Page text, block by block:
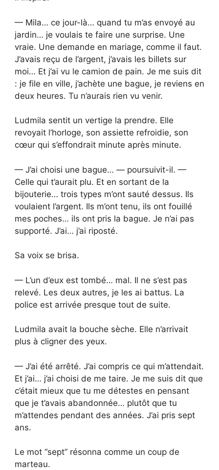
— Mila… ce jour-là… quand tu m’as envoyé au
jardin… je voulais te faire une surprise. Une
vraie. Une demande en mariage, comme il faut.
J’avais reçu de l’argent, j’avais les billets sur
moi… Et j’ai vu le camion de pain. Je me suis dit
: je file en ville, j’achète une bague, je reviens en
deux heures. Tu n’aurais rien vu venir.
Ludmila sentit un vertige la prendre. Elle
revoyait l’horloge, son assiette refroidie, son
cœur qui s’effondrait minute après minute.
— J’ai choisi une bague… — poursuivit-il. —
Celle qui t’aurait plu. Et en sortant de la
bijouterie… trois types m’ont sauté dessus. Ils
voulaient l’argent. Ils m’ont tenu, ils ont fouillé
mes poches… ils ont pris la bague. Je n’ai pas
supporté. J’ai… j’ai riposté.
Sa voix se brisa.
— L’un d’eux est tombé… mal. Il ne s’est pas
relevé. Les deux autres, je les ai battus. La
police est arrivée presque tout de suite.
Ludmila avait la bouche sèche. Elle n’arrivait
plus à cligner des yeux.
— J’ai été arrêté. J’ai compris ce qui m’attendait.
Et j’ai… j’ai choisi de me taire. Je me suis dit que
c’était mieux que tu me détestes en pensant
que je t’avais abandonnée… plutôt que tu
m’attendes pendant des années. J’ai pris sept
ans.
Le mot “sept” résonna comme un coup de
marteau.